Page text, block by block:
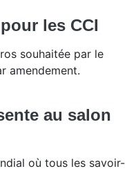
les CCI
souhaitée par le
amendement.
au salon
où tous les savoir-